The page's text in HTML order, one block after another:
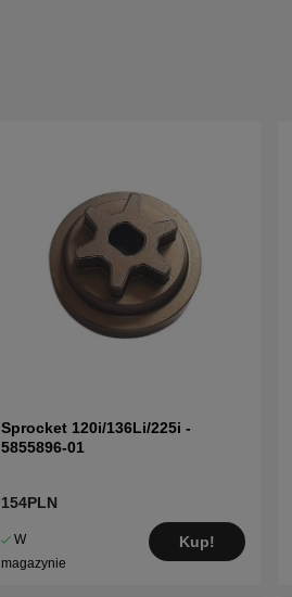
Sprocket 120i/136Li/225i -
5855896-01
154PLN
W
magazynie
Kup!